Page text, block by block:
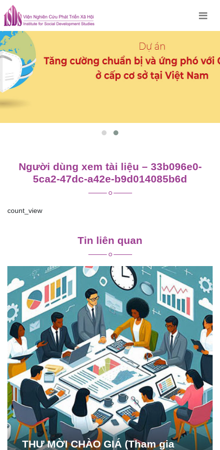
Skip
to
content
Người dùng xem tài liệu – 33b096e0-
5ca2-47dc-a42e-b9d014085b6d
count_view
bài
viết
Tin liên quan
THƯ MỜI CHÀO GIÁ (Tham gia